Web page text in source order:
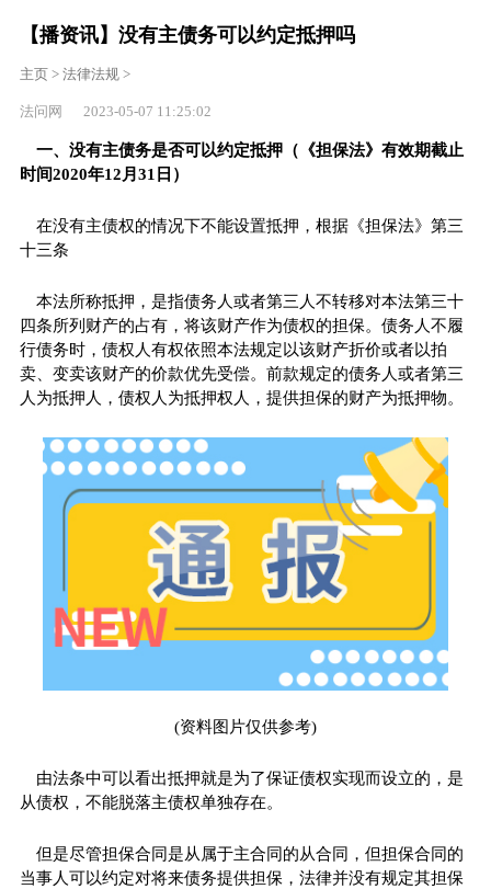
【播资讯】没有主债务可以约定抵押吗
主页> 法律法规>
法问网 2023-05-07 11:25:02
一、没有主债务是否可以约定抵押（《担保法》有效期截止
时间2020年12月31日）
在没有主债权的情况下不能设置抵押，根据《担保法》第三
十三条
本法所称抵押，是指债务人或者第三人不转移对本法第三十
四条所列财产的占有，将该财产作为债权的担保。债务人不履
行债务时，债权人有权依照本法规定以该财产折价或者以拍
卖、变卖该财产的价款优先受偿。前款规定的债务人或者第三
人为抵押人，债权人为抵押权人，提供担保的财产为抵押物。
(资料图片仅供参考)
由法条中可以看出抵押就是为了保证债权实现而设立的，是
从债权，不能脱落主债权单独存在。
但是尽管担保合同是从属于主合同的从合同，但担保合同的
当事人可以约定对将来债务提供担保，法律并没有规定其担保